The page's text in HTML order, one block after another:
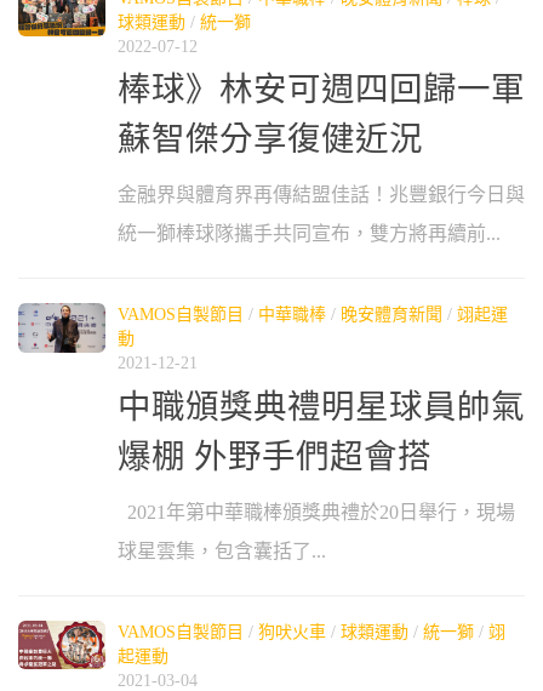
球類運動 / 統一獅
2022-07-12
棒球》林安可週四回歸一軍
蘇智傑分享復健近況
金融界與體育界再傳結盟佳話！兆豐銀行今日與
統一獅棒球隊攜手共同宣布，雙方將再續前...
VAMOS自製節目 / 中華職棒 / 晚安體育新聞 / 翊起運
動
2021-12-21
中職頒獎典禮明星球員帥氣
爆棚 外野手們超會搭
2021年第中華職棒頒獎典禮於20日舉行，現場
球星雲集，包含囊括了...
VAMOS自製節目 / 狗吠火車 / 球類運動 / 統一獅 / 翊
起運動
2021-03-04